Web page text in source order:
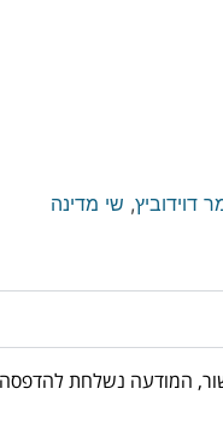
דוידוביץ, שי מדינה
לאחר אישור, המודעה